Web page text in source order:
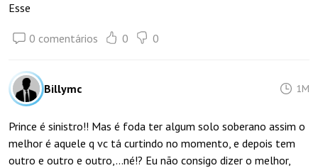
Esse
0 comentários 0 0
Billymc 1M
Prince é sinistro!! Mas é foda ter algum solo soberano assim o
melhor é aquele q vc tá curtindo no momento, e depois tem
outro e outro e outro,...né!? Eu não consigo dizer o melhor,